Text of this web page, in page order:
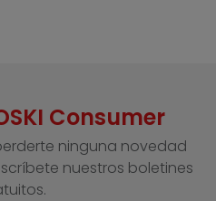
Consumer
ninguna novedad
nuestros boletines